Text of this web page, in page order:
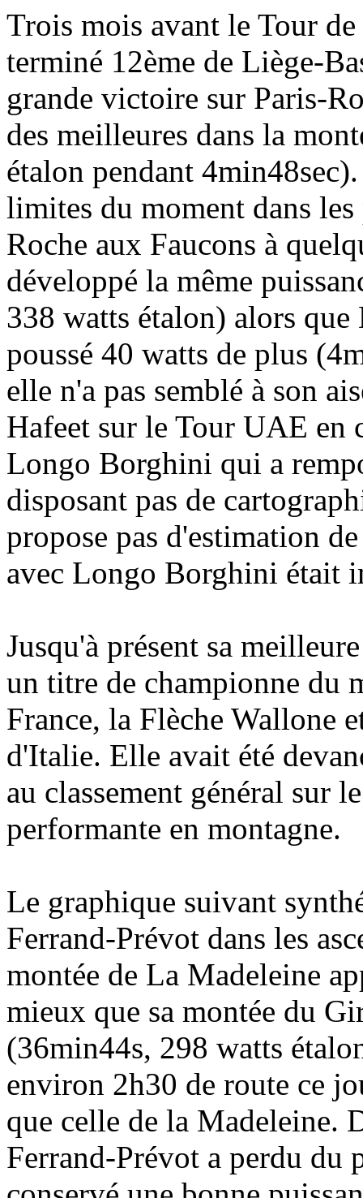
Trois mois avant le Tour
terminé 12ème de Liège-
grande victoire sur Paris-
des meilleures dans la
étalon pendant
limites du moment dans
Roche aux Faucons à
développé la même
338 watts étalon) alors
poussé 40 watts de plus
elle n'a pas semblé à son
Hafeet sur le Tour UAE en
Longo Borghini qui a
disposant pas de
propose pas d'estimation
avec Longo Borghini était
Jusqu'à présent sa
un titre de championne du
France, la Flèche Wallone
d'Italie. Elle avait été
au classement général sur
performante en montagne.
Le graphique suivant
Ferrand-Prévot dans les
montée de La Madeleine
mieux que sa montée du
(36min44s, 298 watts
environ 2h30 de route ce
que celle de la Madeleine.
Ferrand-Prévot a perdu du